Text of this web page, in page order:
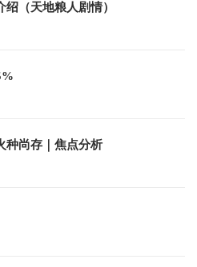
（天地粮人剧情）
种尚存｜焦点分析